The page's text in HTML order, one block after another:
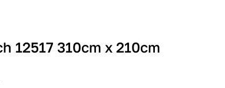
12517 310cm x 210cm